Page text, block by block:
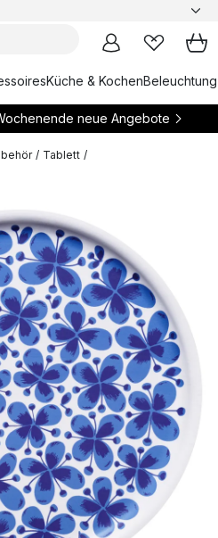
Küche & KochenBeleuchtung
neue Angebote
/ Tablett /